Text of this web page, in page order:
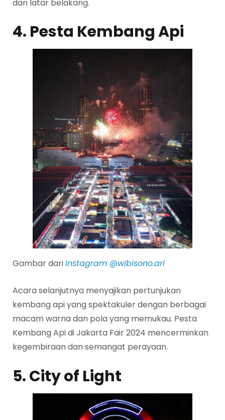
dan latar belakang.
4. Pesta Kembang Api
Gambar dariInstagram @wibisono.ari
Acara selanjutnya menyajikan pertunjukan
kembang api yang spektakuler dengan berbagai
macam warna dan pola yang memukau. Pesta
Kembang Api di Jakarta Fair 2024 mencerminkan
kegembiraan dan semangat perayaan.
5. City of Light